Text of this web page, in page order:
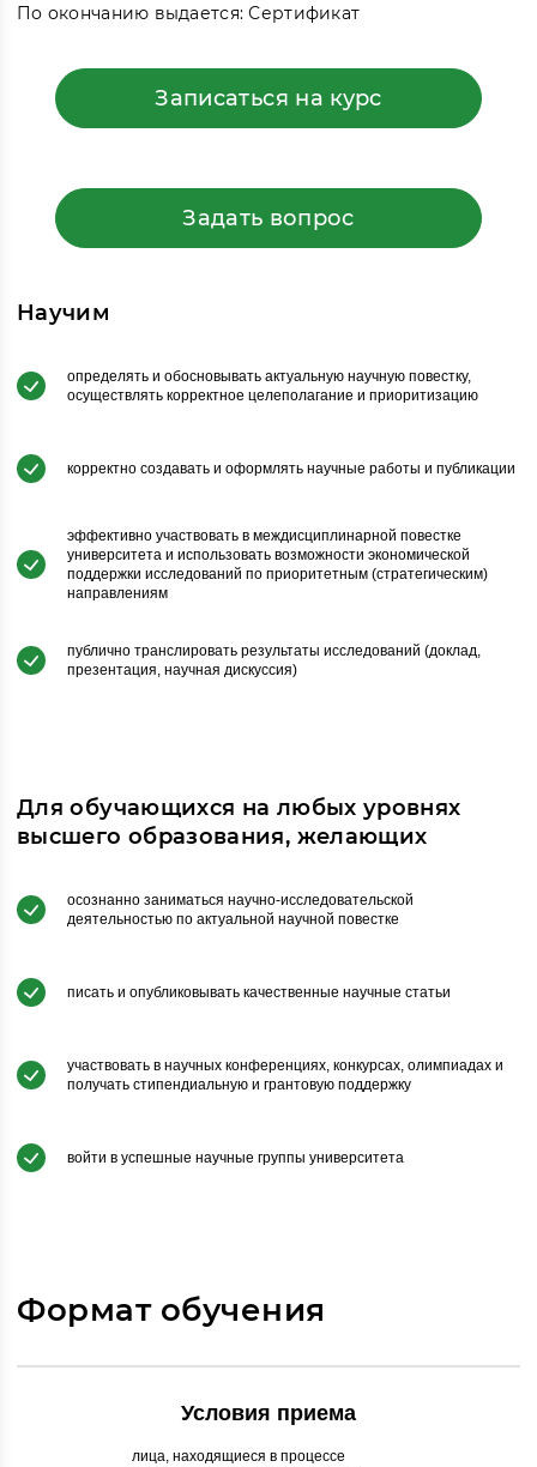
По окончанию выдается: Сертификат
Записаться на курс
Задать вопрос
Научим
определять и обосновывать актуальную научную повестку,
осуществлять корректное целеполагание и приоритизацию
корректно создавать и оформлять научные работы и публикации
эффективно участвовать в междисциплинарной повестке
университета и использовать возможности экономической
поддержки исследований по приоритетным (стратегическим)
направлениям
публично транслировать результаты исследований (доклад,
презентация, научная дискуссия)
Для обучающихся на любых уровнях
высшего образования, желающих
осознанно заниматься научно-исследовательской
деятельностью по актуальной научной повестке
писать и опубликовывать качественные научные статьи
участвовать в научных конференциях, конкурсах, олимпиадах и
получать стипендиальную и грантовую поддержку
войти в успешные научные группы университета
Формат обучения
Условия приема
лица, находящиеся в процессе